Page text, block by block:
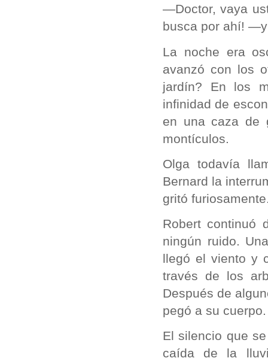
—Doctor, vaya
busca por ahí!
La noche era
avanzó con los
jardín? En los
infinidad de
en una caza de
montículos.
Olga todavía
Bernard la
gritó
Robert continuó
ningún ruido.
llegó el viento y
través de los
Después de
pegó a su cuerpo.
El silencio que
caída de la